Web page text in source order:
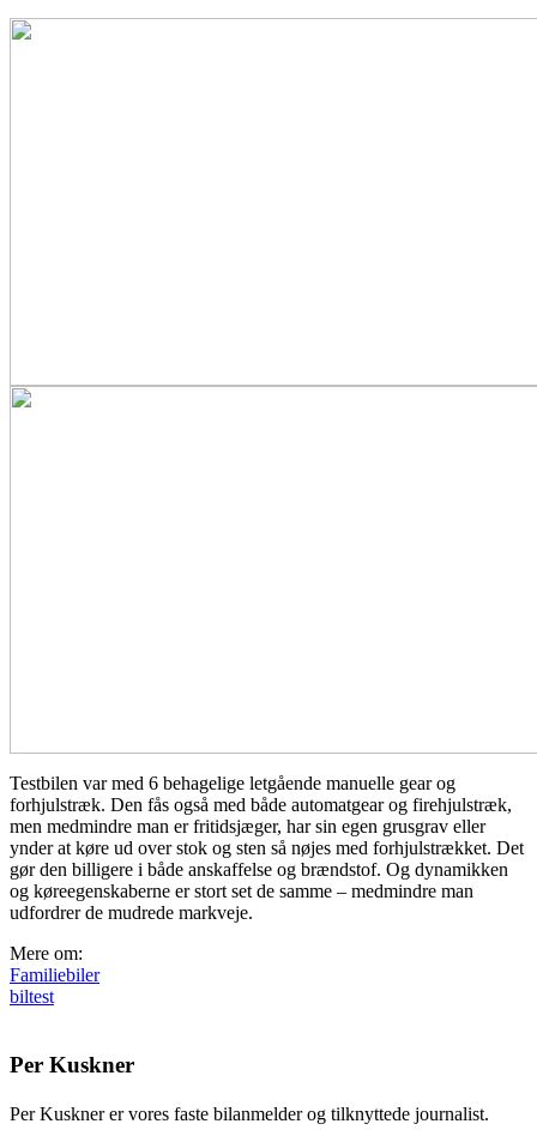
Testbilen var med 6 behagelige letgående manuelle gear og
forhjulstræk. Den fås også med både automatgear og firehjulstræk,
men medmindre man er fritidsjæger, har sin egen grusgrav eller
ynder at køre ud over stok og sten så nøjes med forhjulstrækket. Det
gør den billigere i både anskaffelse og brændstof. Og dynamikken
og køreegenskaberne er stort set de samme – medmindre man
udfordrer de mudrede markveje.
Mere om:
Familiebiler
biltest
Per Kuskner
Per Kuskner er vores faste bilanmelder og tilknyttede journalist.